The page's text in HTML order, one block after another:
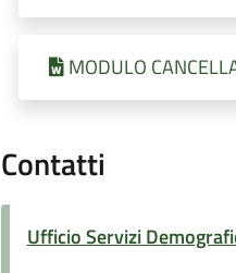
MODULO
Contatti
Ufficio Servizi